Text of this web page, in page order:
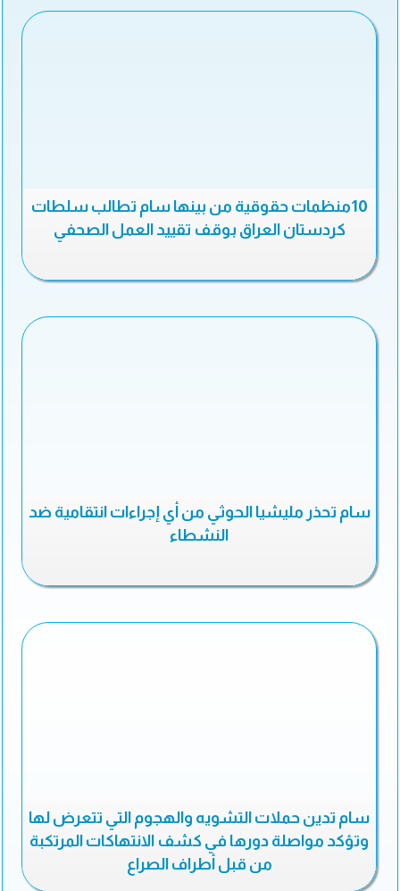
10منظمات حقوقية من بينها سام تطالب سلطات
كردستان العراق بوقف تقييد العمل الصحفي
سام تحذر مليشيا الحوثي من أي إجراءات انتقامية ضد
النشطاء
سام تدين حملات التشويه والهجوم التي تتعرض لها
وتؤكد مواصلة دورها في كشف الانتهاكات المرتكبة
من قبل أطراف الصراع